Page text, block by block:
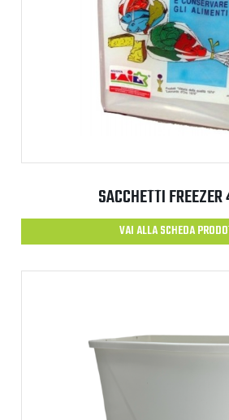
SACCHETTI
VAI ALLA SCHEDA